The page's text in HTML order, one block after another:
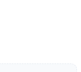
Pozwala nabyć je
w wielu językach